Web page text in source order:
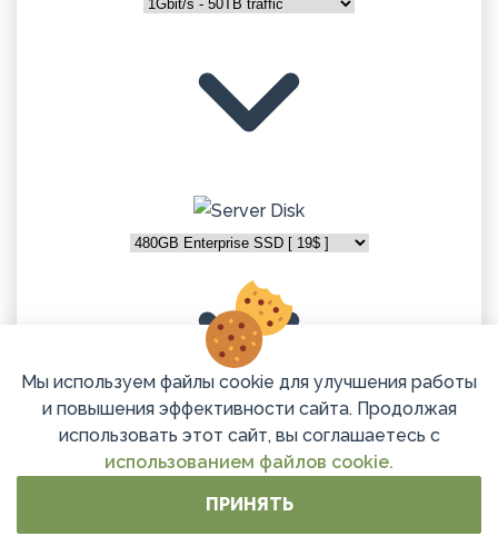
Мы используем файлы cookie для улучшения работы
и повышения эффективности сайта. Продолжая
использовать этот сайт, вы соглашаетесь с
использованием файлов cookie.
ПРИНЯТЬ
max: 6 шт. SATA, SSD, NVME
info
Linux OS
Windows OS